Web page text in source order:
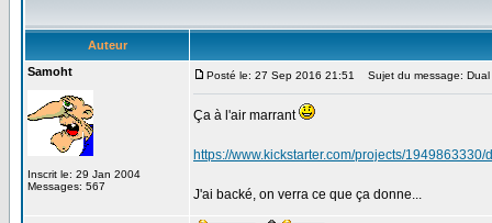
Auteur
Samoht
Inscrit le: 29 Jan 2004
Messages: 567
Posté le: 27 Sep 2016 21:51 Sujet du message: Dual
Ça à l'air marrant
https://www.kickstarter.com/projects/
J'ai backé, on verra ce que ça donne...